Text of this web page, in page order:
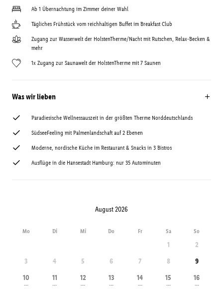
Ab 1 Übernachtung im Zimmer deiner Wahl
Tägliches Frühstück vom reichhaltigen Buffet im Breakfast Club
Zugang zur Wasserwelt der HolstenTherme/Nacht mit Rutschen, Relax-Becken &
mehr
1x Zugang zur Saunawelt der HolstenTherme mit 7 Saunen
Was wir lieben
Paradiesische Wellnessauszeit in der größten Therme Norddeutschlands
SüdseeFeeling mit Palmenlandschaft auf 2 Ebenen
Moderne, nordische Küche im Restaurant & Snacks in 3 Bistros
Ausflüge in die Hansestadt Hamburg: nur 35 Autominuten
August 2026
Mo Di Mi Do Fr Sa So
1
2
3
4 5 6 7 8
9
10
---
11
---
12
---
13
---
14
---
15
---
16
---